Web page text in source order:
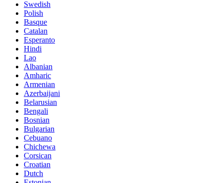
Swedish
Polish
Basque
Catalan
Esperanto
Hindi
Lao
Albanian
Amharic
Armenian
Azerbaijani
Belarusian
Bengali
Bosnian
Bulgarian
Cebuano
Chichewa
Corsican
Croatian
Dutch